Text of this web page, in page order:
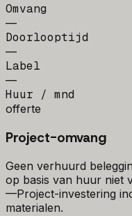
Omvang
—
Doorlooptijd
—
Label
—
Huur / mnd
offerte
Project-omvang
Geen verhuurd
op basis van huur niet
—Project-investering
materialen.